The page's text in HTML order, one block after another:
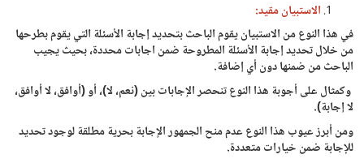
الاستبيان مقيد:
في هذا النوع من الاستبيان يقوم الباحث بتحديد إجابة الأسئلة التي يقوم بطرحها
من خلال تحديد إجابة الأسئلة المطروحة ضمن اجابات محددة، بحيث يجيب
الباحث من ضمنها دون أي إضافة.
وكمثال على أجوبة هذا النوع تنحصر الإجابات بين (نعم، لا)، أو (أوافق، لا أوافق،
لا إجابة).
ومن أبرز عيوب هذا النوع عدم منح الجمهور الإجابة بحرية مطلقة لوجود تحديد
للإجابة ضمن خيارات متعددة.